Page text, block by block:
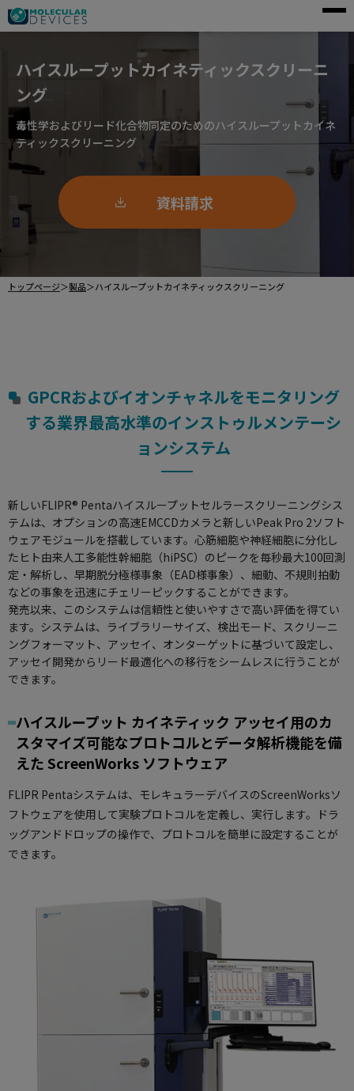
モレキュラーデバイスとは
アプリケーション
サービス・サポート
導入事例
企業情報
修理、不具合、点検、移設等のお問い合わせ
ハイスループットカイネティックスクリーニ
ング
毒性学およびリード化合物同定のためのハイスループットカイネ
ティックスクリーニング
資料請求
トップページ＞製品＞ハイスループットカイネティックスクリーニング
GPCRおよびイオンチャネルをモニタリング
する業界最高水準のインストゥルメンテーシ
ョンシステム
新しいFLIPR® Pentaハイスループットセルラースクリーニングシス
テムは、オプションの高速EMCCDカメラと新しいPeak Pro 2ソフト
ウェアモジュールを搭載しています。心筋細胞や神経細胞に分化し
たヒト由来人工多能性幹細胞（hiPSC）のピークを毎秒最大100回測
定・解析し、早期脱分極様事象（EAD様事象）、細動、不規則拍動
などの事象を迅速にチェリーピックすることができます。
発売以来、このシステムは信頼性と使いやすさで高い評価を得てい
ます。システムは、ライブラリーサイズ、検出モード、スクリーニ
ングフォーマット、アッセイ、オンターゲットに基づいて設定し、
アッセイ開発からリード最適化への移行をシームレスに行うことが
できます。
ハイスループット カイネティック アッセイ用のカ
スタマイズ可能なプロトコルとデータ解析機能を備
えた ScreenWorks ソフトウェア
FLIPR Pentaシステムは、モレキュラーデバイスのScreenWorksソ
フトウェアを使用して実験プロトコルを定義し、実行します。ドラ
ッグアンドドロップの操作で、プロトコルを簡単に設定することが
できます。